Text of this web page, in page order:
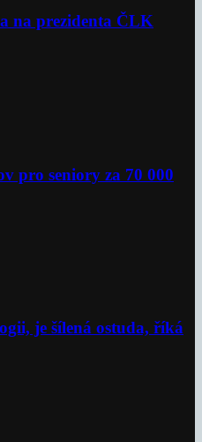
na prezidenta ČLK
pro seniory za 70 000
je šílená ostuda, říká